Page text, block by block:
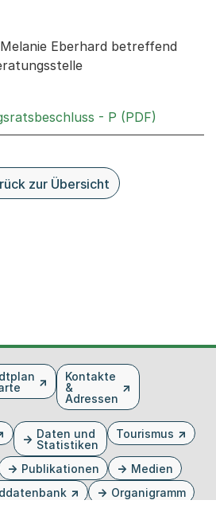
Eberhard betreffend
- P (PDF)
zur Übersicht
Kontakte
&
Adressen
Daten und
Statistiken
Tourismus
Publikationen
Medien
Organigramm